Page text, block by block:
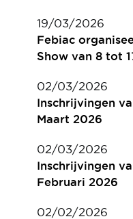
19/03/2026
Febiac
Show van 8 tot
02/03/2026
Inschrijvingen
Maart 2026
02/03/2026
Inschrijvingen
Februari 2026
02/02/2026